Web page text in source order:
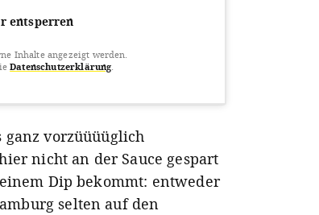
entsperren
Inhalte angezeigt werden.
Datenschutzerklärung.
vorzüüüüglich
nicht an der Sauce gespart
Dip bekommt: entweder
selten auf den